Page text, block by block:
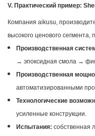
V. Практический пример:
Компания aikusu,
высокого ценового
Производственная
→ эпоксидная смола →
Производственная
автоматизированными
Технологические
усиленные конструкции.
Испытания: собственная